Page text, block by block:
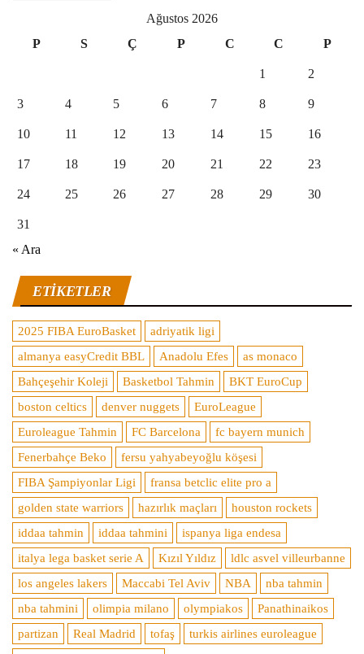
Ağustos 2026
P
S Ç P C C P
1 2
3 4 5 6 7 8 9
10 11 12 13 14 15 16
17 18 19 20 21 22 23
24 25 26 27 28 29 30
31
« Ara
ETIKETLER
2025 FIBA EuroBasket
adriyatik ligi
almanya easyCredit BBL
Anadolu Efes
as monaco
Bahçeşehir Koleji
Basketbol Tahmin
BKT EuroCup
boston celtics
denver nuggets
EuroLeague
Euroleague Tahmin
FC Barcelona
fc bayern munich
Fenerbahçe Beko
fersu yahyabeyoğlu köşesi
FIBA Şampiyonlar Ligi
fransa betclic elite pro a
golden state warriors
hazırlık maçları
houston rockets
iddaa tahmin
iddaa tahmini
ispanya liga endesa
italya lega basket serie A
Kızıl Yıldız
ldlc asvel villeurbanne
los angeles lakers
Maccabi Tel Aviv NBA
nba tahmin
nba tahmini
olimpia milano olympiakos
Panathinaikos
partizan
Real Madrid tofaş
turkis airlines euroleague